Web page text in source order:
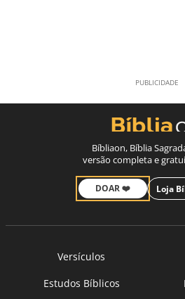
Bíbliaon, Bíblia
versão completa e
DOAR ❤️ Loja
Versículos
Estudos Bíblicos